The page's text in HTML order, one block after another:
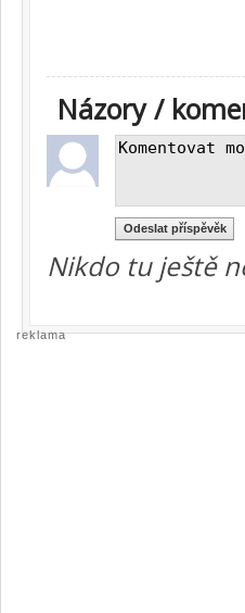
Názory /
Nikdo tu ještě
reklama